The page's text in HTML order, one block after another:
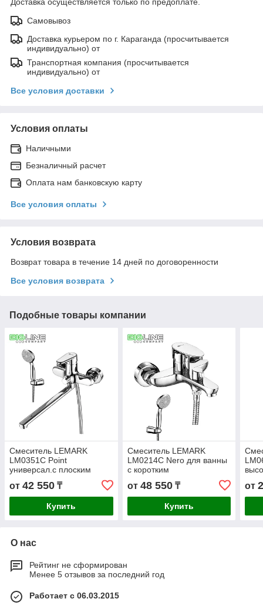
Самовывоз
Доставка курьером по г. Караганда (просчитывается
индивидуально) от
Транспортная компания (просчитывается
индивидуально) от
Все условия доставки
Условия оплаты
Наличными
Безналичный расчет
Оплата нам банковскую карту
Все условия оплаты
Условия возврата
Возврат товара в течение 14 дней по договоренности
Все условия возврата
Подобные товары компании
Смеситель LEMARK
LM0351C Point
универсал.с плоским
изливом 300 мм, дивертор
с керам.пластинами, хром
от 42 550 ₸
Купить
Смеситель LEMARK
LM0214C Nero для ванны
с коротким
изливом,дивертор с
керамич.пластинами,
хром
от 48 550₸
Купить
от
О нас
Рейтинг не сформирован
Менее 5 отзывов за последний год
Работает с 06.03.2015